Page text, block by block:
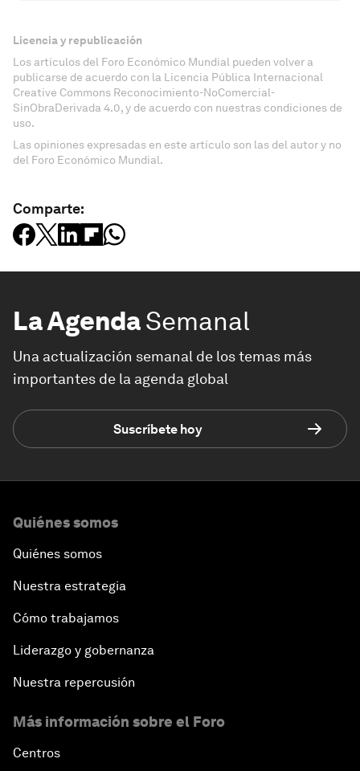
Licencia y republicación
Los artículos del Foro Económico Mundial pueden volver a
publicarse de acuerdo con la Licencia Pública Internacional
Creative Commons Reconocimiento-NoComercial-
SinObraDerivada 4.0, y de acuerdo con nuestras condiciones de
uso.
Las opiniones expresadas en este artículo son las del autor y no
del Foro Económico Mundial.
Comparte:
La AgendaSemanal
Una actualización semanal de los temas más
importantes de la agenda global
Suscríbete hoy
Quiénes somos
Quiénes somos
Nuestra estrategia
Cómo trabajamos
Liderazgo y gobernanza
Nuestra repercusión
Más información sobre el Foro
Centros